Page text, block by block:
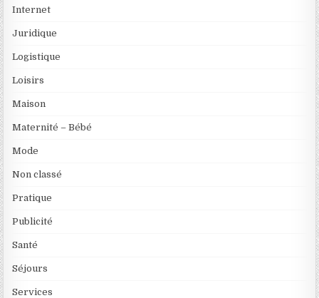
Internet
Juridique
Logistique
Loisirs
Maison
Maternité – Bébé
Mode
Non classé
Pratique
Publicité
Santé
Séjours
Services